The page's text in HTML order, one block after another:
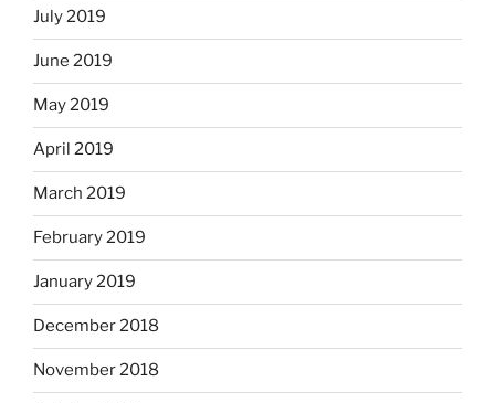
July 2019
June 2019
May 2019
April 2019
March 2019
February 2019
January 2019
December 2018
November 2018